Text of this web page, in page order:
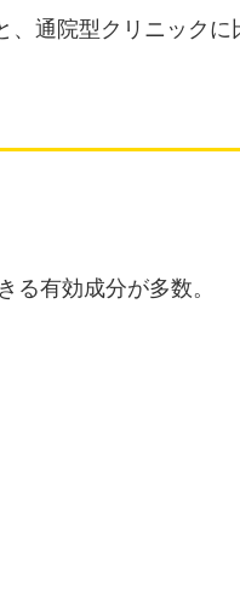
通院型クリニックに
る有効成分が多数。